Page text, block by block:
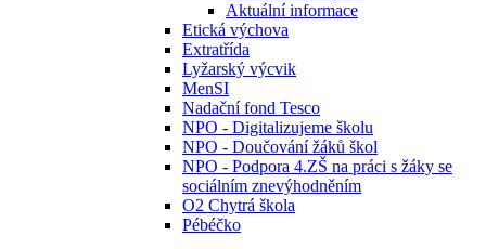
Aktuální informace
Etická výchova
Extratřída
Lyžarský výcvik
MenSI
Nadační fond Tesco
NPO - Digitalizujeme školu
NPO - Doučování žáků škol
NPO - Podpora 4.ZŠ na práci s žáky se
sociálním znevýhodněním
O2 Chytrá škola
Pébéčko